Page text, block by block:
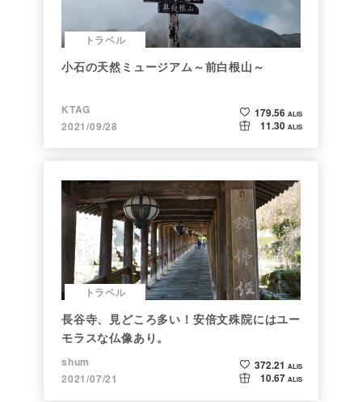
トラベル
小石の天然ミュージアム～前白根山～
KTAG
2021/09/28
179.56 ALIS
11.30 ALIS
トラベル
長谷寺、見どころ多い！安倍文殊院にはユー
モラスな仏像あり。
shum
2021/07/21
372.21 ALIS
10.67 ALIS